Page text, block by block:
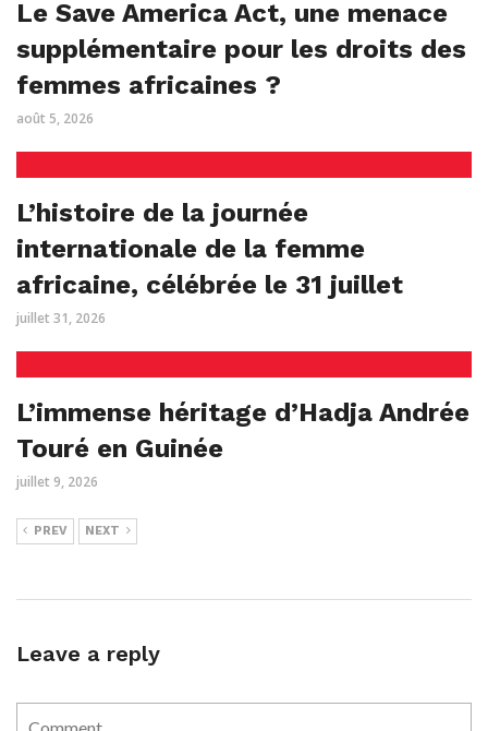
Le Save America Act, une menace
supplémentaire pour les droits des
femmes africaines ?
août 5, 2026
L’histoire de la journée
internationale de la femme
africaine, célébrée le 31 juillet
juillet 31, 2026
L’immense héritage d’Hadja Andrée
Touré en Guinée
juillet 9, 2026
PREV NEXT
Leave a reply